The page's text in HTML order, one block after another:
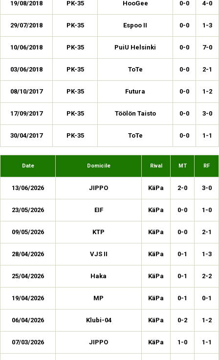
19/08/2018 PK-35 HooGee 0-0 4-0
29/07/2018 PK-35 Espoo II 0-0 1-3
10/06/2018 PK-35 PuiU Helsinki 0-0 7-0
03/06/2018 PK-35 ToTe 0-0 2-1
08/10/2017 PK-35 Futura 0-0 1-2
17/09/2017 PK-35 Töölön Taisto 0-0 3-0
30/04/2017 PK-35 ToTe 0-0 1-1
Date Domicile Rival MT RF
13/06/2026 JIPPO KäPa 2-0 3-0
23/05/2026 EIF KäPa 0-0 1-0
09/05/2026 KTP KäPa 0-0 2-1
28/04/2026 VJS II KäPa 0-1 1-3
25/04/2026 Haka KäPa 0-1 2-2
19/04/2026 MP KäPa 0-1 0-1
06/04/2026 Klubi-04 KäPa 0-2 1-2
07/03/2026 JIPPO KäPa 1-0 1-1